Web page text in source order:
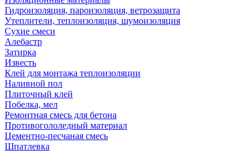
Гидроизоляция, пароизоляция, ветрозащита
Утеплители, теплоизоляция, шумоизоляция
Сухие смеси
Алебастр
Затирка
Известь
Клей для монтажа теплоизоляции
Наливной пол
Плиточный клей
Побелка, мел
Ремонтная смесь для бетона
Противогололедный материал
Цементно-песчаная смесь
Шпатлевка